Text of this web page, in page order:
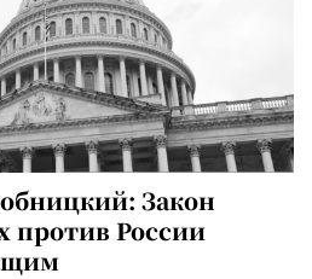
Закон
против России